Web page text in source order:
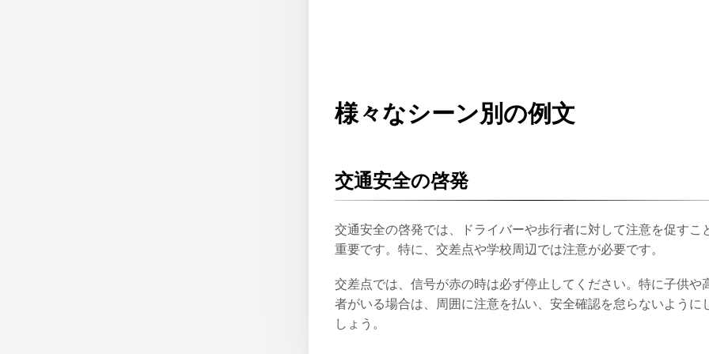
様々なシーン別の例文
交通安全の啓発
交通安全の啓発では、ドライバーや歩行者に対して注意を促すこ
重要です。特に、交差点や学校周辺では注意が必要です。
交差点では、信号が赤の時は必ず停止してください。特に子供や
者がいる場合は、周囲に注意を払い、安全確認を怠らないように
しょう。